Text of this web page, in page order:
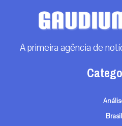
A primeira agência de
Brasil